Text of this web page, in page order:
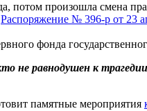
потом произошла смена
Распоряжение № 396-р от 23
фонда
не равнодушен к
памятные мероприятия